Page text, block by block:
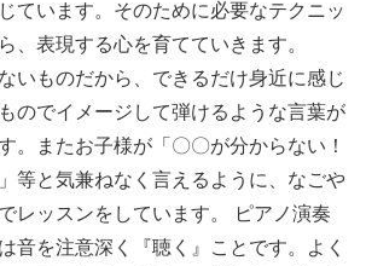
ています。そのために必要なテクニッ
、表現する心を育てていきます。
いものだから、できるだけ身近に感じ
のでイメージして弾けるような言葉が
。またお子様が「〇〇が分からない！
等と気兼ねなく言えるように、なごや
レッスンをしています。 ピアノ演奏
音を注意深く『聴く』ことです。よく